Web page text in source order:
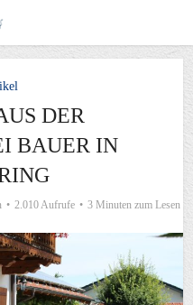
DER
BAUER IN
2.010 Aufrufe 3 Minuten zum Lesen